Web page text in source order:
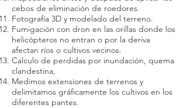
cebos de eliminación de roedores.
Fotografía 3D y modelado del terreno.
Fumigación con dron en las orillas donde los
helicópteros no entran o por la deriva
afectan ríos o cultivos vecinos.
Calculo de perdidas por inundación, quema
clandestina,
Medimos extensiones de terrenos y
delimitamos gráficamente los cultivos en los
diferentes pantes.